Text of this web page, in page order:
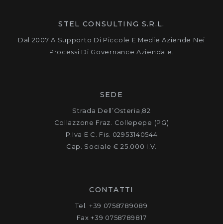
STEL CONSULTING S.R.L.
Dal 2007 A Supporto Di Piccole E Medie Aziende Nei
Processi Di Governance Aziendale.
SEDE
Strada Dell’Osteria,82
Collazzone Fraz. Collepepe (PG)
P.Iva E C. Fis. 02953140544
Cap. Sociale € 25.000 I.v.
CONTATTI
Tel. +39 0758789089
Fax +39 0758789817